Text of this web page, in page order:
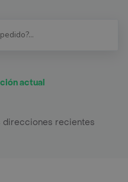
actual
direcciones recientes